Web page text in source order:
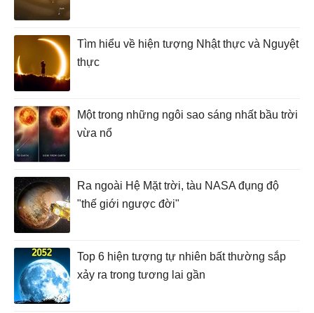
Tìm hiểu về hiện tượng Nhật thực và Nguyệt
thực
Một trong những ngôi sao sáng nhất bầu trời
vừa nổ
Ra ngoài Hệ Mặt trời, tàu NASA đụng độ
"thế giới ngược đời"
Top 6 hiện tượng tự nhiên bất thường sắp
xảy ra trong tương lai gần